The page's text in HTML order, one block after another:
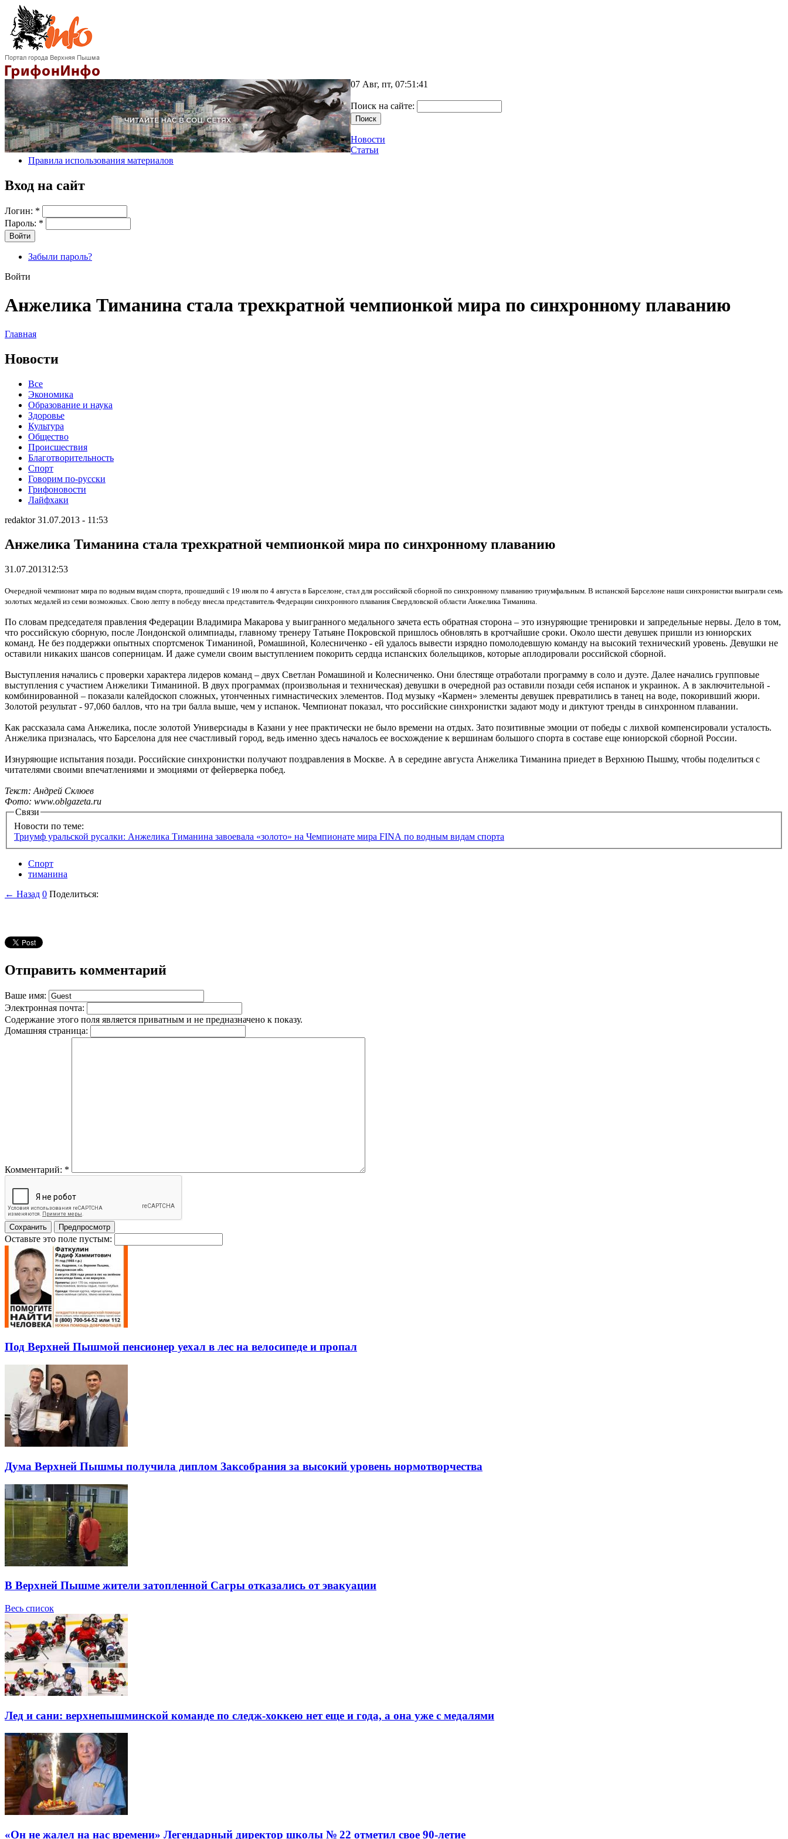
07 Авг, пт, 07:51:41
Поиск на сайте:
Новости
Статьи
Правила использования материалов
Вход на сайт
Логин: *
Пароль: *
Забыли пароль?
Войти
Анжелика Тиманина стала трехкратной чемпионкой мира по синхронному плаванию
Главная
Новости
Все
Экономика
Образование и наука
Здоровье
Культура
Общество
Происшествия
Благотворительность
Спорт
Говорим по-русски
Грифоновости
Лайфхаки
redaktor 31.07.2013 - 11:53
Анжелика Тиманина стала трехкратной чемпионкой мира по синхронному плаванию
31.07.201312:53
Очередной чемпионат мира по водным видам спорта, прошедший с 19 июля по 4 августа в Барселоне, стал для российской сборной по синхронному плаванию триумфальным. В испанской Барселоне наши синхронистки выиграли семь
золотых медалей из семи возможных. Свою лепту в победу внесла представитель Федерации синхронного плавания Свердловской области Анжелика Тиманина.
По словам председателя правления Федерации Владимира Макарова у выигранного медального зачета есть обратная сторона – это изнуряющие тренировки и запредельные нервы. Дело в том,
что российскую сборную, после Лондонской олимпиады, главному тренеру Татьяне Покровской пришлось обновлять в кротчайшие сроки. Около шести девушек пришли из юниорских
команд. Не без поддержки опытных спортсменок Тиманиной, Ромашиной, Колесниченко - ей удалось вывести изрядно помолодевшую команду на высокий технический уровень. Девушки не
оставили никаких шансов соперницам. И даже сумели своим выступлением покорить сердца испанских болельщиков, которые аплодировали российской сборной.
Выступления начались с проверки характера лидеров команд – двух Светлан Ромашиной и Колесниченко. Они блестяще отработали программу в соло и дуэте. Далее начались групповые
выступления с участием Анжелики Тиманиной. В двух программах (произвольная и техническая) девушки в очередной раз оставили позади себя испанок и украинок. А в заключительной -
комбинированной – показали калейдоскоп сложных, утонченных гимнастических элементов. Под музыку «Кармен» элементы девушек превратились в танец на воде, покоривший жюри.
Золотой результат - 97,060 баллов, что на три балла выше, чем у испанок. Чемпионат показал, что российские синхронистки задают моду и диктуют тренды в синхронном плавании.
Как рассказала сама Анжелика, после золотой Универсиады в Казани у нее практически не было времени на отдых. Зато позитивные эмоции от победы с лихвой компенсировали усталость.
Анжелика призналась, что Барселона для нее счастливый город, ведь именно здесь началось ее восхождение к вершинам большого спорта в составе еще юниорской сборной России.
Изнуряющие испытания позади. Российские синхронистки получают поздравления в Москве. А в середине августа Анжелика Тиманина приедет в Верхнюю Пышму, чтобы поделиться с
читателями своими впечатлениями и эмоциями от фейерверка побед.
Текст: Андрей Склюев
Фото: www.oblgazeta.ru
Связи
Новости по теме:
Триумф уральской русалки: Анжелика Тиманина завоевала «золото» на Чемпионате мира FINA по водным видам спорта
Спорт
тиманина
← Назад 0 Поделиться:
Отправить комментарий
Ваше имя:
Электронная почта:
Содержание этого поля является приватным и не предназначено к показу.
Домашняя страница:
Комментарий: *
Оставьте это поле пустым:
Под Верхней Пышмой пенсионер уехал в лес на велосипеде и пропал
Дума Верхней Пышмы получила диплом Заксобрания за высокий уровень нормотворчества
В Верхней Пышме жители затопленной Сагры отказались от эвакуации
Весь список
Лед и сани: верхнепышминской команде по следж-хоккею нет еще и года, а она уже с медалями
«Он не жалел на нас времени» Легендарный директор школы № 22 отметил свое 90-летие